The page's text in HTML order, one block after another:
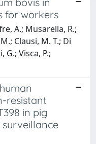
for workers
A.; Musarella, R.;
Clausi, M. T.; Di
G.; Visca, P.;
resistant
in pig